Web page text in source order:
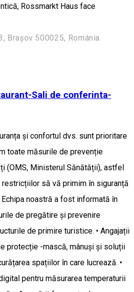
Rossmarkt Haus face
Brașov 500025, Románia
Sali de conferinta-
și confortul dvs. sunt prioritare
toate măsurile de prevenție
(OMS, Ministerul Sănătății), astfel
restricțiilor să vă primim în siguranță
noastră a fost informată în
de pregătire și prevenire
de primire turistice. • Angajații
protecție -mască, mânuși și soluții
spațiilor în care lucrează. •
pentru măsurarea temperaturii